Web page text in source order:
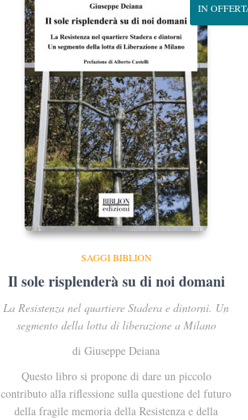
IN
SAGGI BIBLION
Il sole risplenderà su di noi domani
La Resistenza nel quartiere Stadera e dintorni. Un
segmento della lotta di liberazione a Milano
di Giuseppe Deiana
Questo libro si propone di dare un piccolo
contributo alla riflessione sulla questione del futuro
della fragile memoria della Resistenza e della